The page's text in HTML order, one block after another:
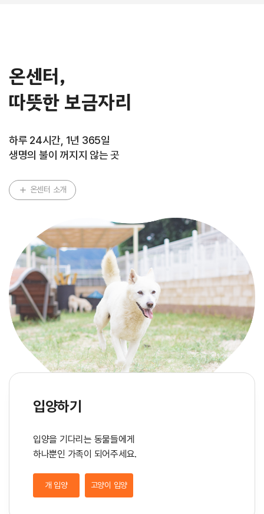
온센터,
따뜻한 보금자리
하루 24시간, 1년 365일
생명의 불이 꺼지지 않는 곳
add 온센터 소개
입양하기
입양을 기다리는 동물들에게
하나뿐인 가족이 되어주세요.
개 입양 고양이 입양